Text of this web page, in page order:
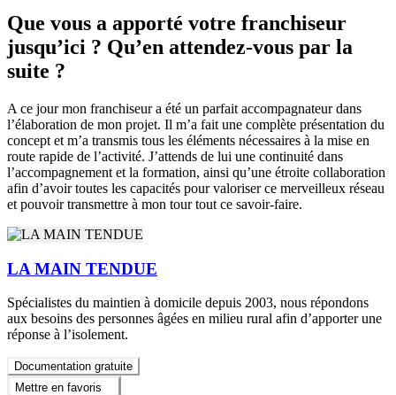
Que vous a apporté votre franchiseur
jusqu’ici ? Qu’en attendez-vous par la
suite ?
A ce jour mon franchiseur a été un parfait accompagnateur dans
l’élaboration de mon projet. Il m’a fait une complète présentation du
concept et m’a transmis tous les éléments nécessaires à la mise en
route rapide de l’activité. J’attends de lui une continuité dans
l’accompagnement et la formation, ainsi qu’une étroite collaboration
afin d’avoir toutes les capacités pour valoriser ce merveilleux réseau
et pouvoir transmettre à mon tour tout ce savoir-faire.
LA MAIN TENDUE
Spécialistes du maintien à domicile depuis 2003, nous répondons
aux besoins des personnes âgées en milieu rural afin d’apporter une
réponse à l’isolement.
Documentation gratuite
Mettre en favoris